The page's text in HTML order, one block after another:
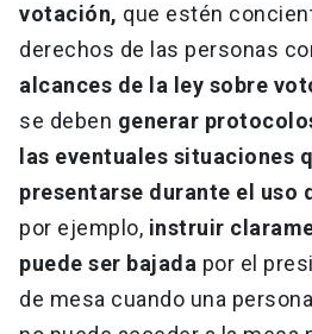
votación, que estén
derechos de las personas
alcances de la ley sobre
se deben generar
las eventuales situaciones
presentarse durante el uso
por ejemplo, instruir
puede ser bajada por el
de mesa cuando una